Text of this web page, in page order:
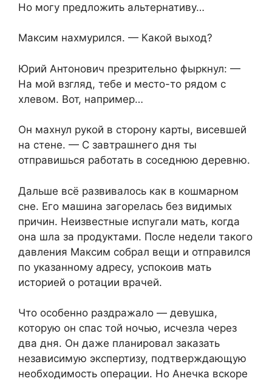
Но могу предложить альтернативу…
Максим нахмурился. — Какой выход?
Юрий Антонович презрительно фыркнул: —
На мой взгляд, тебе и место-то рядом с
хлевом. Вот, например…
Он махнул рукой в сторону карты, висевшей
на стене. — С завтрашнего дня ты
отправишься работать в соседнюю деревню.
Дальше всё развивалось как в кошмарном
сне. Его машина загорелась без видимых
причин. Неизвестные испугали мать, когда
она шла за продуктами. После недели такого
давления Максим собрал вещи и отправился
по указанному адресу, успокоив мать
историей о ротации врачей.
Что особенно раздражало — девушка,
которую он спас той ночью, исчезла через
два дня. Он даже планировал заказать
независимую экспертизу, подтверждающую
необходимость операции. Но Анечка вскоре